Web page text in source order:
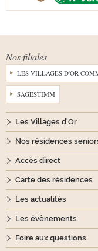
Nos filiales
LES VILLAGES D'OR
SAGESTIMM
Les Villages d'Or
Nos résidences
Accès direct
Carte des résidences
Les actualités
Les évènements
Foire aux questions